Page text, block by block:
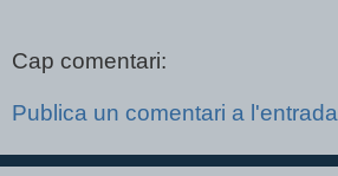
Cap comentari:
Publica un comentari a l'entrada